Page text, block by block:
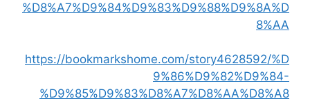
%D8%A7%D9%84%D9%83%D9%88%D9%8A%D
8%AA
https://bookmarkshome.com/story4628592/%D
9%86%D9%82%D9%84-
%D9%85%D9%83%D8%A7%D8%AA%D8%A8